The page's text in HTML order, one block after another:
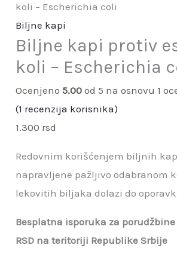
koli – Escherichia coli
Biljne kapi
Biljne kapi protiv
koli – Escherichia
Ocenjeno5.00 od 5 na osnovu 1
(1 recenzija korisnika)
1.300 rsd
Redovnim korišćenjem biljnih
napravljene pažljivo odabranom
lekovitih biljaka dolazi do
Besplatna isporuka za
RSD na teritoriji Republike Srbije